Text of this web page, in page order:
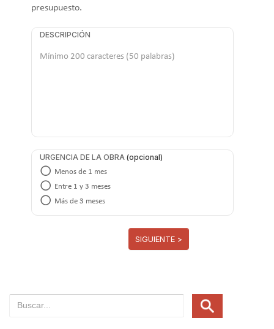
presupuesto.
DESCRIPCIÓN
URGENCIA DE LA OBRA
Menos de 1 mes
Entre 1 y 3 meses
Más de 3 meses
SIGUIENTE >